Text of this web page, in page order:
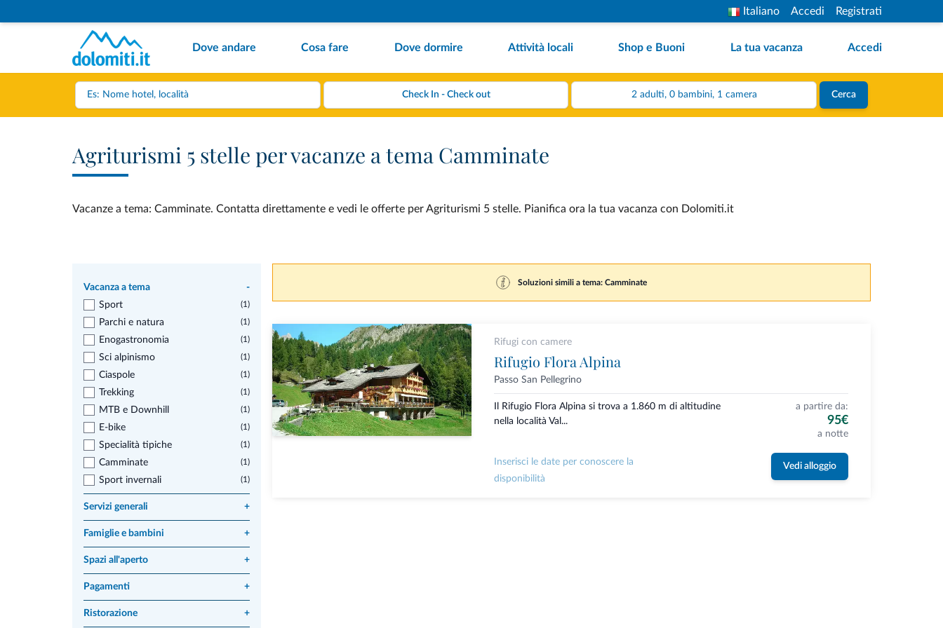
Italiano Accedi Registrati
Dove andare Cosa fare Dove dormire Attività locali Shop e Buoni La tua vacanza Accedi
2 adulti, 0 bambini, 1 camera Cerca
Agriturismi 5 stelle per vacanze a tema Camminate
Vacanze a tema: Camminate. Contatta direttamente e vedi le offerte per Agriturismi 5 stelle. Pianifica ora la tua vacanza con Dolomiti.it
Vacanza a tema
-
Sport
(1)
Parchi e natura (1)
Enogastronomia (1)
Sci alpinismo (1)
Ciaspole (1)
Trekking (1)
MTB e Downhill (1)
E-bike (1)
Specialità tipiche (1)
Camminate (1)
Sport invernali (1)
Servizi generali +
Famiglie e bambini +
Spazi all'aperto +
Pagamenti +
Ristorazione +
Soluzioni simili a tema: Camminate
Rifugi con camere
Rifugio Flora Alpina
Passo San Pellegrino
Il Rifugio Flora Alpina si trova a 1.860 m di altitudine
nella località Val...
a partire da:
95€
a notte
Inserisci le date per conoscere la
disponibilità
Vedi alloggio